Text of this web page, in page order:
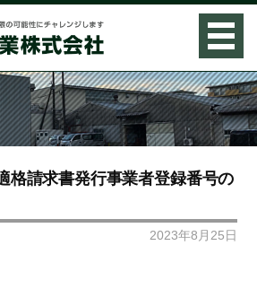
格請求書発行事業者登録番号の
2023年8月25日